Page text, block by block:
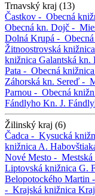
Trnavský kraj (13)
Častkov - Obecná
Obecná kn. Dojč -
Dolná Krupá -
Žitnoostrovská knižnica
knižnica Galantská kn.
Pata - Obecná knižnica
Záhorská kn. Sereď -
Parnou - Obecná
Fándlyho Kn. J.
Žilinský kraj (6)
Čadca - Kysucká
knižnica A.
Nové Mesto -
Liptovská knižnica G.
Belopotockého Martin -
- Krajská knižnica